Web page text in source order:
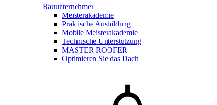
Bauunternehmer
Meisterakademie
Praktische Ausbildung
Mobile Meisterakademie
Technische Unterstützung
MASTER ROOFER
Optimieren Sie das Dach